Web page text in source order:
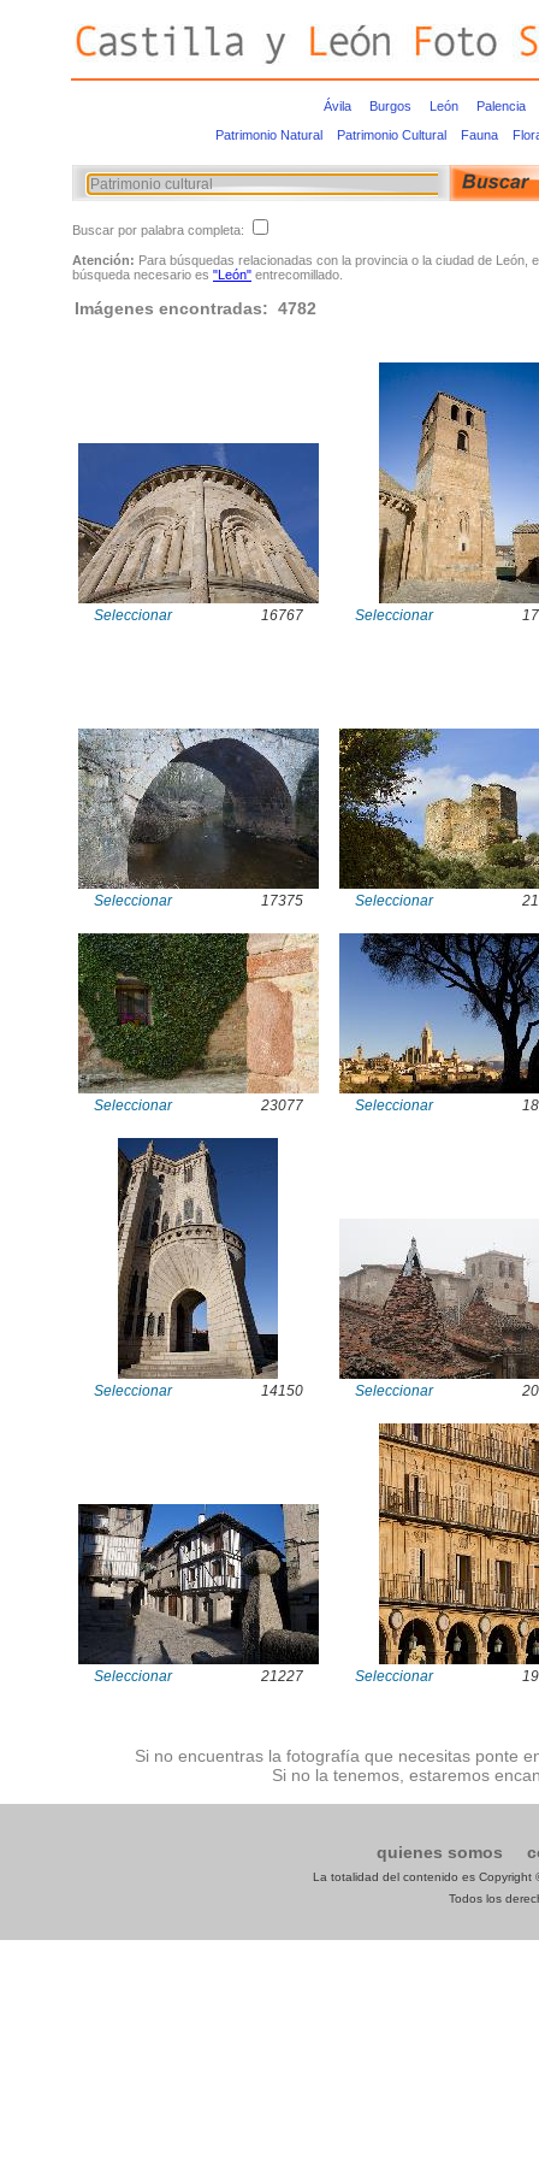
Ávila Burgos León
Palencia
Patrimonio Natural
Patrimonio Cultural Fauna
Buscar por palabra completa:
Atención: Para búsquedas relacionadas con la provincia o la ciudad de León,
búsqueda necesario es "León" entrecomillado.
Imágenes encontradas: 4782
Seleccionar 16767 Seleccionar
Seleccionar 17375 Seleccionar
Seleccionar 23077 Seleccionar
Seleccionar 14150 Seleccionar
Seleccionar 21227 Seleccionar
Si no encuentras la fotografía que necesitas ponte
Si no la tenemos, estaremos
quienes somos
La totalidad del contenido es
Todos los